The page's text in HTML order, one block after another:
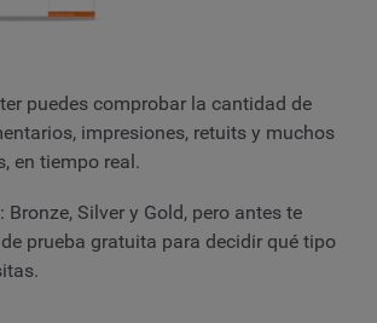
puedes comprobar la cantidad de
impresiones, retuits y muchos
en tiempo real.
Bronze, Silver y Gold, pero antes te
prueba gratuita para decidir qué tipo